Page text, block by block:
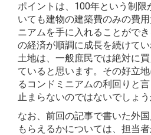
ポイントは、100年という制限
いても建物の建築費のみの費
ニアムを手に入れることがで
の経済が順調に成長を続けて
土地は、一般庶民では絶対に
ていると思います。その好立
るコンドミニアムの利回りと
止まらないのではないでしょう
なお、前回の記事で書いた外
もらえるかについては、担当